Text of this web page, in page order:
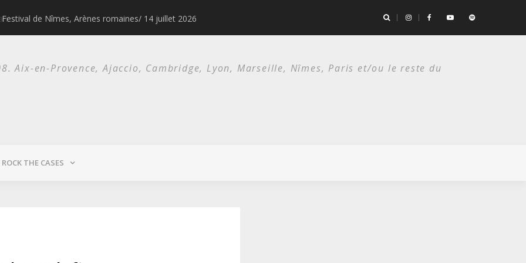
de Nîmes, Arènes romaines/ 14 juillet 2026
Aix-en-Provence, Ajaccio, Cambridge, Lyon, Marseille, Nîmes, Paris et/ou le reste du
ROCK THE CASES